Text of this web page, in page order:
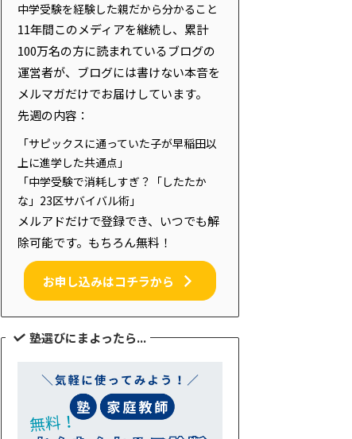
中学受験を経験した親だから分かること
11年間このメディアを継続し、累計
100万名の方に読まれているブログの
運営者が、ブログには書けない本音を
メルマガだけでお届けしています。
先週の内容：
「サピックスに通っていた子が早稲田以
上に進学した共通点」
「中学受験で消耗しすぎ？「したたか
な」23区サバイバル術」
メルアドだけで登録でき、いつでも解
除可能です。もちろん無料！
お申し込みはコチラから
塾選びにまよったら...